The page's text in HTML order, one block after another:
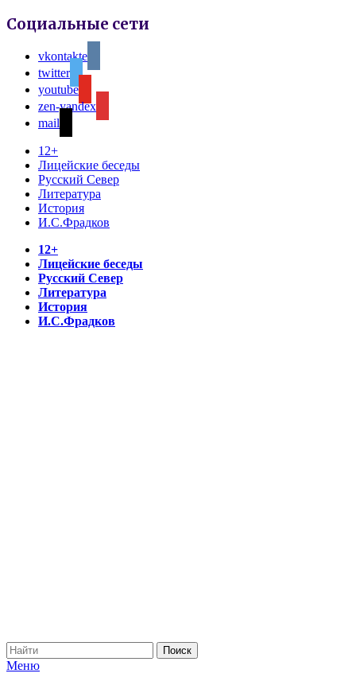
Социальные сети
vkontakte
twitter
youtube
zen-yandex
mail
12+
Лицейские беседы
Русский Север
Литература
История
И.С.Фрадков
12+
Лицейские беседы
Русский Север
Литература
История
И.С.Фрадков
Меню